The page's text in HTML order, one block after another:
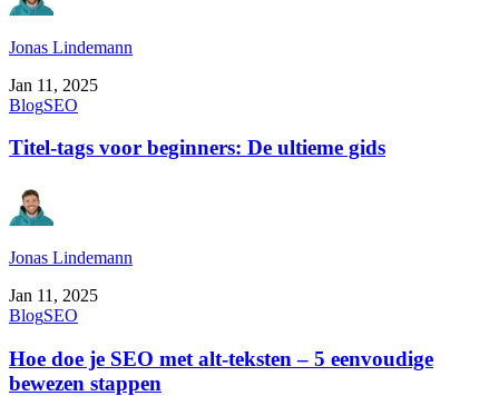
Jonas Lindemann
Jan 11, 2025
BlogSEO
Titel-tags voor beginners: De ultieme gids
Jonas Lindemann
Jan 11, 2025
BlogSEO
Hoe doe je SEO met alt-teksten – 5 eenvoudige
bewezen stappen